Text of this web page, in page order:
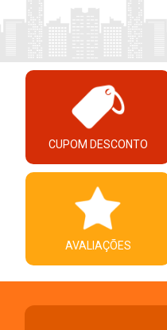
CUPOM DESCONTO
AVALIAÇÕES